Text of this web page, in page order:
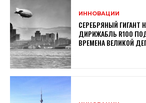
ИННОВАЦИИ
СЕРЕБРЯНЫЙ ГИГАНТ
ДИРИЖАБЛЬ R100
ВРЕМЕНА ВЕЛИКОЙ